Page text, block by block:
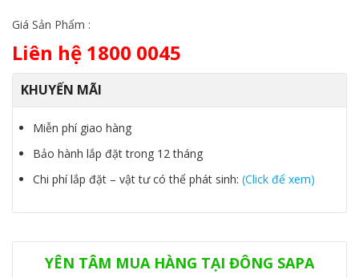
Giá Sản Phẩm :
Liên hệ 1800 0045
KHUYẾN MÃI
Miễn phí giao hàng
Bảo hành lắp đặt trong 12 tháng
Chi phí lắp đặt – vật tư có thể phát sinh: (Click để xem)
Danh mục:Máy lạnh treo tường,Máy lạnh treo tường Dairry
YÊN TÂM MUA HÀNG TẠI ĐÔNG SAPA